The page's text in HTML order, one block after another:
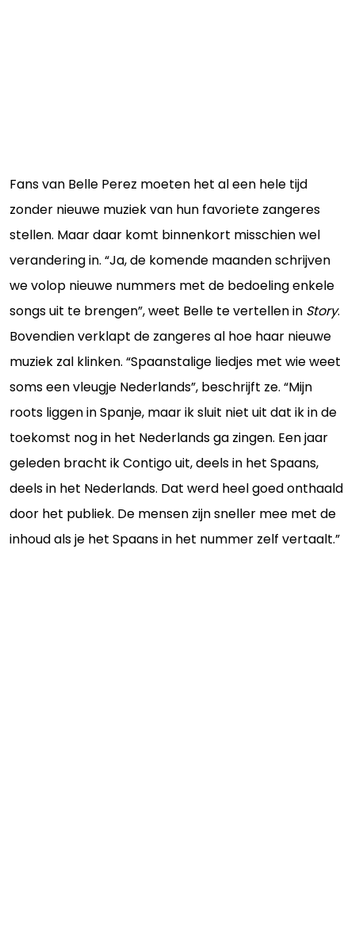
Fans van Belle Perez moeten het al een hele tijd
zonder nieuwe muziek van hun favoriete zangeres
stellen. Maar daar komt binnenkort misschien wel
verandering in. “Ja, de komende maanden schrijven
we volop nieuwe nummers met de bedoeling enkele
songs uit te brengen”, weet Belle te vertellen in Story.
Bovendien verklapt de zangeres al hoe haar nieuwe
muziek zal klinken. “Spaanstalige liedjes met wie weet
soms een vleugje Nederlands”, beschrijft ze. “Mijn
roots liggen in Spanje, maar ik sluit niet uit dat ik in de
toekomst nog in het Nederlands ga zingen. Een jaar
geleden bracht ik Contigo uit, deels in het Spaans,
deels in het Nederlands. Dat werd heel goed onthaald
door het publiek. De mensen zijn sneller mee met de
inhoud als je het Spaans in het nummer zelf vertaalt.”